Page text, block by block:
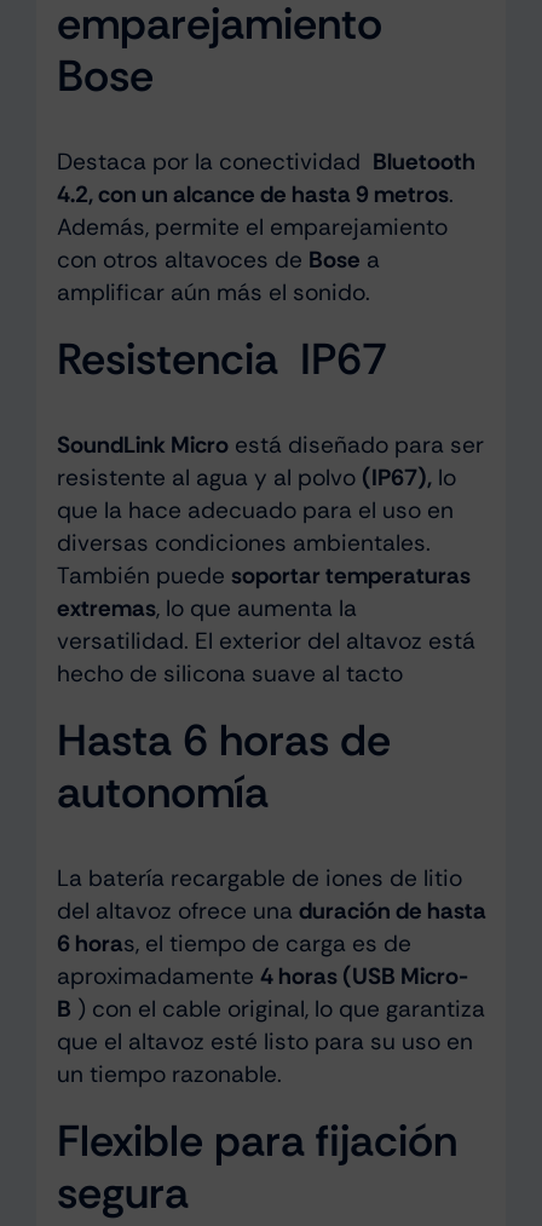
emparejamiento
Bose
Destaca por la conectividad Bluetooth
4.2, con un alcance de hasta 9 metros.
Además, permite el emparejamiento
con otros altavoces de Bose a
amplificar aún más el sonido.
Resistencia IP67
SoundLink Microestá diseñado para ser
resistente al agua y al polvo (IP67),lo
que la hace adecuado para el uso en
diversas condiciones ambientales.
También puede soportar temperaturas
extremas, lo que aumenta la
versatilidad. El exterior del altavoz está
hecho de silicona suave al tacto
Hasta 6 horas de
autonomía
La batería recargable de iones de litio
del altavoz ofrece una duración de hasta
6 horas, el tiempo de carga es de
aproximadamente 4 horas (USB Micro-
B ) con el cable original, lo que garantiza
que el altavoz esté listo para su uso en
un tiempo razonable.
Flexible para fijación
segura